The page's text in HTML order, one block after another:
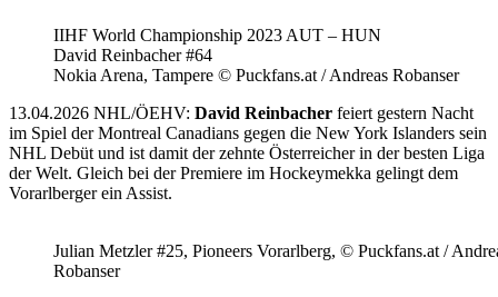
IIHF World Championship 2023 AUT – HUN
David Reinbacher #64
Nokia Arena, Tampere © Puckfans.at / Andreas Robanser
13.04.2026 NHL/ÖEHV: David Reinbacher feiert gestern Nacht
im Spiel der Montreal Canadians gegen die New York Islanders sein
NHL Debüt und ist damit der zehnte Österreicher in der besten Liga
der Welt. Gleich bei der Premiere im Hockeymekka gelingt dem
Vorarlberger ein Assist.
Julian Metzler #25, Pioneers Vorarlberg, © Puckfans.at /
Robanser